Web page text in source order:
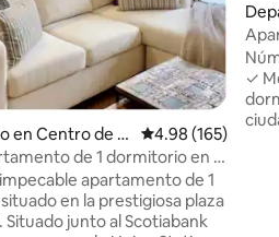
de 5; 128 evaluaciones
en Centro de T
Calificación
4.98 (165)
de 1 dormitorio en el
Leaf Square
apartamento de 1
en la prestigiosa plaza
Situado junto al Scotiabank
2
✓